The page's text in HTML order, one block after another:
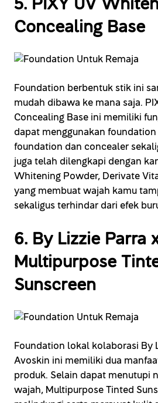
Concealing Base
Foundation berbentuk stik ini
mudah dibawa ke mana saja.
Concealing Base ini memiliki
dapat menggunakan
foundation dan concealer
juga telah dilengkapi dengan
Whitening Powder, Derivate
yang membuat wajah kamu
sekaligus terhindar dari efek
6. By Lizzie Parra
Multipurpose
Sunscreen
Foundation lokal kolaborasi By
Avoskin ini memiliki dua
produk. Selain dapat menutupi
wajah, Multipurpose Tinted